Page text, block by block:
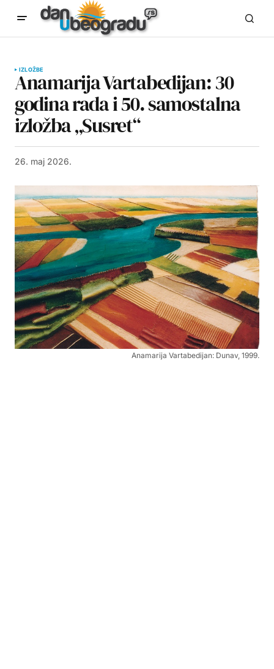
IZLOŽBE
Anamarija Vartabedijan: 30
godina rada i 50. samostalna
izložba „Susret“
26. maj 2026.
Anamarija Vartabedijan: Dunav, 1999.